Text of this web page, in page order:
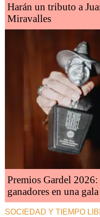
Harán un tributo a
Miravalles
Premios Gardel
ganadores en una
SOCIEDAD Y TIEMPO